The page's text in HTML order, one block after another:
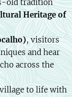
old tradition
Heritage of
, visitors
and hear
across the
to life with